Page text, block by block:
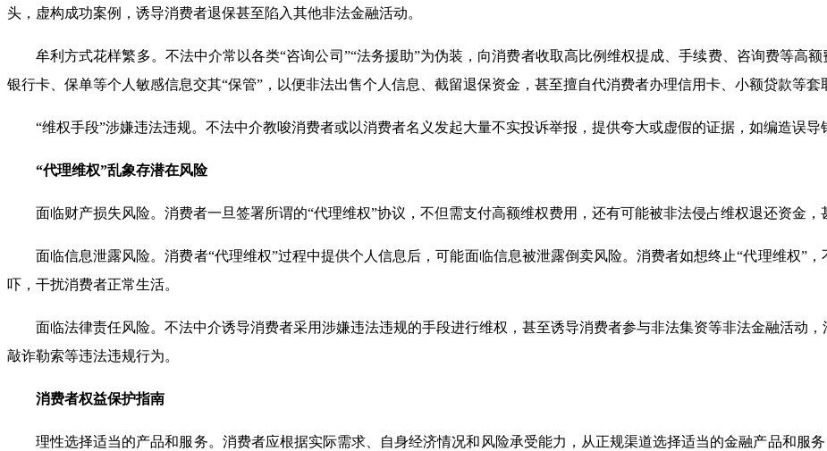
头，虚构成功案例，诱导消费者退保甚至陷入其他非法金融活动。
牟利方式花样繁多。不法中介常以各类“咨询公司”“法务援助”为伪装，向消费者收取高比例维权提成、手续费、咨询费等高
银行卡、保单等个人敏感信息交其“保管”，以便非法出售个人信息、截留退保资金，甚至擅自代消费者办理信用卡、小额贷款等套
“维权手段”涉嫌违法违规。不法中介教唆消费者或以消费者名义发起大量不实投诉举报，提供夸大或虚假的证据，如编造误导
“代理维权”乱象存潜在风险
面临财产损失风险。消费者一旦签署所谓的“代理维权”协议，不但需支付高额维权费用，还有可能被非法侵占维权退还资金，
面临信息泄露风险。消费者“代理维权”过程中提供个人信息后，可能面临信息被泄露倒卖风险。消费者如想终止“代理维权”
吓，干扰消费者正常生活。
面临法律责任风险。不法中介诱导消费者采用涉嫌违法违规的手段进行维权，甚至诱导消费者参与非法集资等非法金融活动
敲诈勒索等违法违规行为。
消费者权益保护指南
理性选择适当的产品和服务。消费者应根据实际需求、自身经济情况和风险承受能力，从正规渠道选择适当的金融产品和服